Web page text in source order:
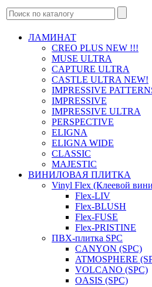
ЛАМИНАТ
CREO PLUS NEW !!!
MUSE ULTRA
CAPTURE ULTRA
CASTLE ULTRA NEW!
IMPRESSIVE
IMPRESSIVE
IMPRESSIVE ULTRA
PERSPECTIVE
ELIGNA
ELIGNA WIDE
CLASSIC
MAJESTIC
ВИНИЛОВАЯ ПЛИТКА
Vinyl Flex (Клеевой
Flex-LIV
Flex-BLUSH
Flex-FUSE
Flex-PRISTINE
ПВХ-плитка SPC
CANYON (SPC)
ATMOSPHERE
VOLCANO (SPC)
OASIS (SPC)